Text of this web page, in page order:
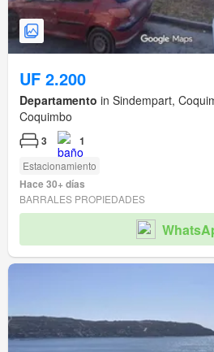
UF 2.200
Departamento in Sindempart,
Coquimbo
3 1
Estacionamiento
Hace 30+ días
BARRALES PROPIEDADES